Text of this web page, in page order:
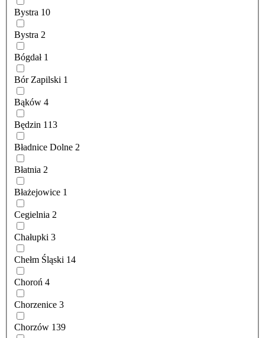
Bystra 10
Bystra 2
Bógdał 1
Bór Zapilski 1
Bąków 4
Będzin 113
Bładnice Dolne 2
Błatnia 2
Błażejowice 1
Cegielnia 2
Chałupki 3
Chełm Śląski 14
Choroń 4
Chorzenice 3
Chorzów 139